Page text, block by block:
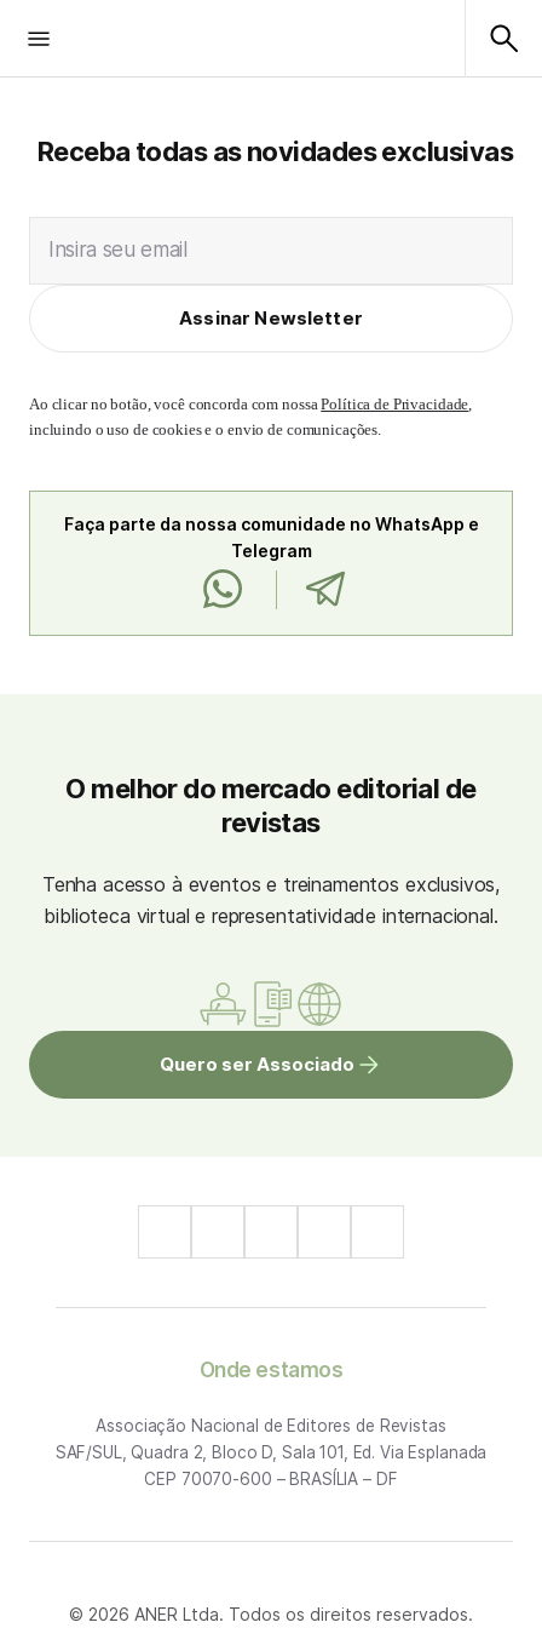
Receba todas as novidades exclusivas
Insira seu email
Assinar Newsletter
Ao clicar no botão, você concorda com nossaPolítica de Privacidade,
incluindo o uso de cookies e o envio de comunicações.
Faça parte da nossa comunidade no WhatsApp e
Telegram
O melhor do mercado editorial de
revistas
Tenha acesso à eventos e treinamentos exclusivos,
biblioteca virtual e representatividade internacional.
Quero ser Associado
Onde estamos
Associação Nacional de Editores de Revistas
SAF/SUL, Quadra 2, Bloco D, Sala 101, Ed. Via Esplanada
CEP 70070-600 – BRASÍLIA – DF
© 2026 ANER Ltda. Todos os direitos reservados.